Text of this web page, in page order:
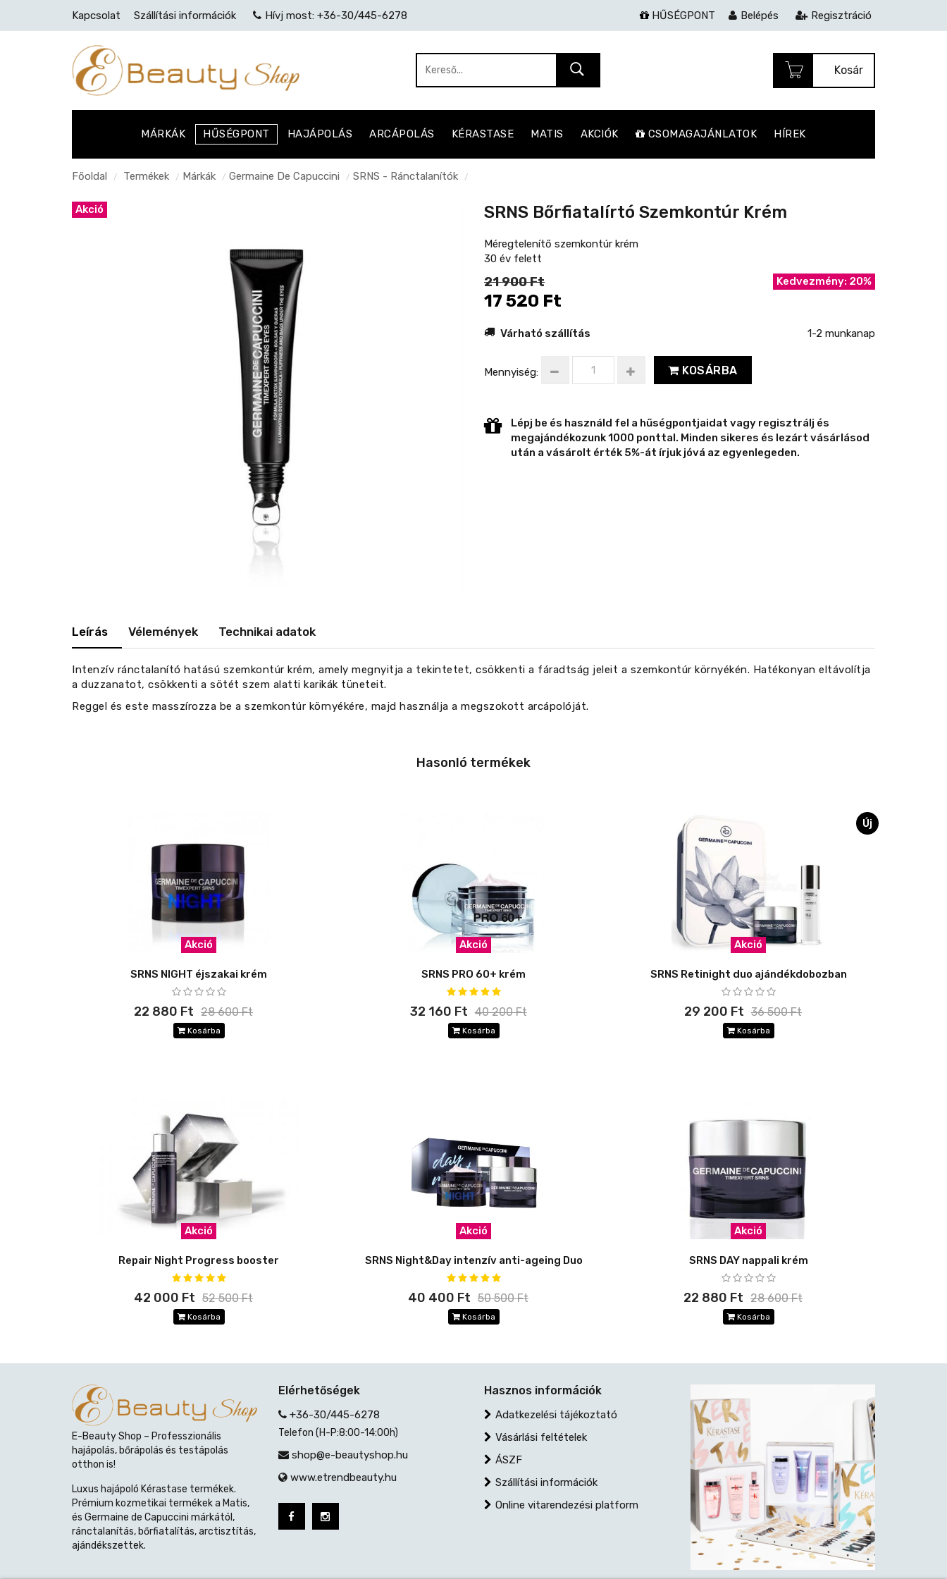
Kapcsolat Szállítási információk Hívj most: +36-30/445-6278 HŰSÉGPONT Belépés Regisztráció
Kosár
MÁRKÁK HŰSÉGPONT HAJÁPOLÁS ARCÁPOLÁS KÉRASTASE MATIS AKCIÓK CSOMAGAJÁNLATOK HÍREK
Főoldal / Termékek / Márkák / Germaine De Capuccini / SRNS - Ránctalanítók /
Akció SRNS Bőrfiatalírtó Szemkontúr Krém
Méregtelenítő szemkontúr krém
30 év felett
21 900 Ft
17 520 Ft
Kedvezmény: 20%
Várható szállítás 1-2 munkanap
Mennyiség: KOSÁRBA
Lépj be és használd fel a hűségpontjaidat vagy regisztrálj és
megajándékozunk 1000 ponttal. Minden sikeres és lezárt vásárlásod
után a vásárolt érték 5%-át írjuk jóvá az egyenlegeden.
Leírás Vélemények Technikai adatok
Intenzív ránctalanító hatású szemkontúr krém, amely megnyitja a tekintetet, csökkenti a fáradtság jeleit a szemkontúr környékén. Hatékonyan eltávolítja
a duzzanatot, csökkenti a sötét szem alatti karikák tüneteit.
Reggel és este masszírozza be a szemkontúr környékére, majd használja a megszokott arcápolóját.
Hasonló termékek
Akció
SRNS NIGHT éjszakai krém
22 880 Ft 28 600 Ft
Kosárba
Akció
SRNS PRO 60+ krém
32 160 Ft 40 200 Ft
Kosárba
Új
Akció
SRNS Retinight duo ajándékdobozban
29 200 Ft 36 500 Ft
Kosárba
Akció
Repair Night Progress booster
42 000 Ft 52 500 Ft
Kosárba
Akció
SRNS Night&Day intenzív anti-ageing Duo
40 400 Ft 50 500 Ft
Kosárba
Akció
SRNS DAY nappali krém
22 880 Ft 28 600 Ft
Kosárba
E-Beauty Shop – Professzionális
hajápolás, bőrápolás és testápolás
otthon is!
Luxus hajápoló Kérastase termékek.
Prémium kozmetikai termékek a Matis,
és Germaine de Capuccini márkától,
ránctalanítás, bőrfiatalítás, arctisztítás,
ajándékszettek.
Elérhetőségek
+36-30/445-6278
Telefon (H-P:8:00-14:00h)
shop@e-beautyshop.hu
www.etrendbeauty.hu
Hasznos információk
Adatkezelési tájékoztató
Vásárlási feltételek
ÁSZF
Szállítási információk
Online vitarendezési platform